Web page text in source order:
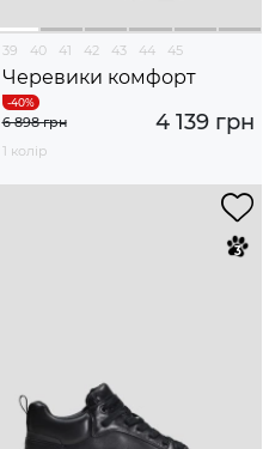
39 40 41 42 43 44 45
Черевики комфорт
4 139 грн
6 898 грн
1 колір